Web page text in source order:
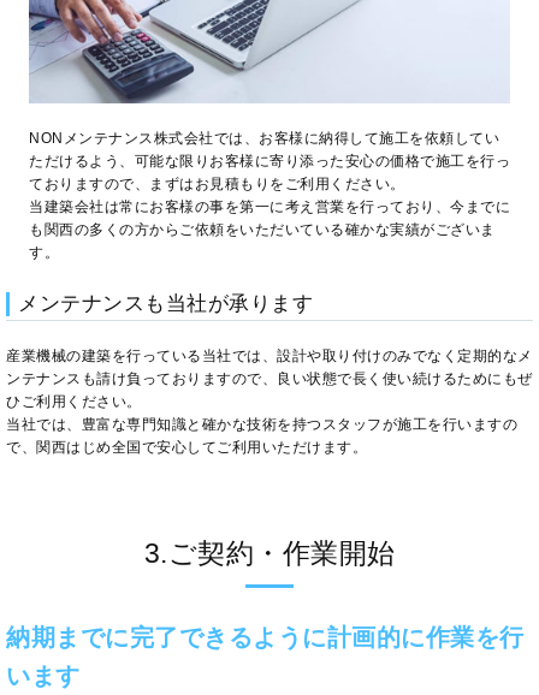
NONメンテナンス株式会社では、お客様に納得して施工を依頼してい
ただけるよう、可能な限りお客様に寄り添った安心の価格で施工を行っ
ておりますので、まずはお見積もりをご利用ください。
当建築会社は常にお客様の事を第一に考え営業を行っており、今までに
も関西の多くの方からご依頼をいただいている確かな実績がございま
す。
メンテナンスも当社が承ります
産業機械の建築を行っている当社では、設計や取り付けのみでなく定期的なメ
ンテナンスも請け負っておりますので、良い状態で長く使い続けるためにもぜ
ひご利用ください。
当社では、豊富な専門知識と確かな技術を持つスタッフが施工を行いますの
で、関西はじめ全国で安心してご利用いただけます。
3.ご契約・作業開始
納期までに完了できるように計画的に作業を行
います